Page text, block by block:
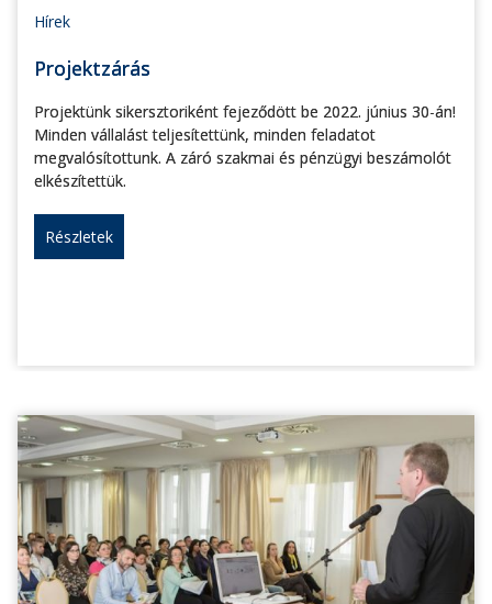
Hírek
Projektzárás
Projektünk sikersztoriként fejeződött be 2022. június 30-án!
Minden vállalást teljesítettünk, minden feladatot
megvalósítottunk. A záró szakmai és pénzügyi beszámolót
elkészítettük.
Részletek